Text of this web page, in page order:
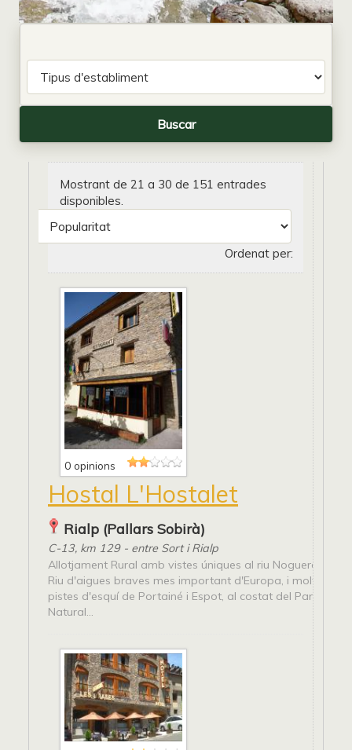
Mostrant de 21 a 30 de 151 entrades
disponibles.
Ordenat per:
0 opinions
Hostal L'Hostalet
Rialp (Pallars Sobirà)
C-13, km 129 - entre Sort i Rialp
Allotjament Rural amb vistes úniques al riu Noguera
Riu d'aigues braves mes important d'Europa, i molt a
pistes d'esquí de Portainé i Espot, al costat del Parc
Natural...